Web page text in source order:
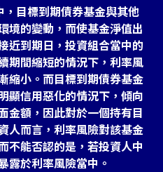
目標到期債券基金與其他
境的變動，而使基金淨值出
近到期日，投資組合當中的
期間縮短的情況下，利率風
縮小。而目標到期債券基金
顯信用惡化的情況下，傾向
金額，因此對於一個持有目
人而言，利率風險對該基金
不能否認的是，若投資人中
露於利率風險當中。